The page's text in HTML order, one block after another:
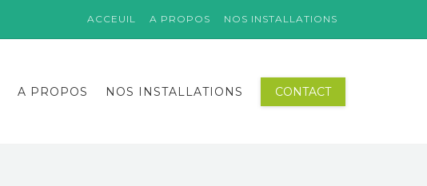
ACCEUIL A PROPOS NOS INSTALLATIONS
A PROPOS NOS INSTALLATIONS CONTACT